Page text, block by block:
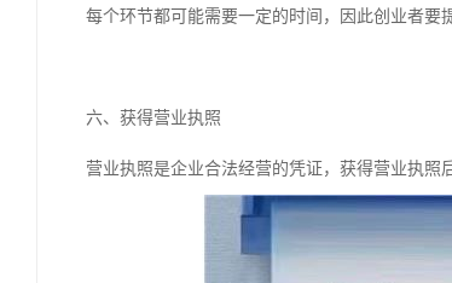
每个环节都可能需要一定的时间，因此创业者
六、获得营业执照
营业执照是企业合法经营的凭证，获得营业执照